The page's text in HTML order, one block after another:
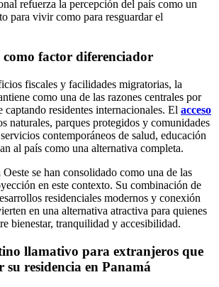
refuerza la percepción del país como un
para vivir como para resguardar el
factor diferenciador
fiscales y facilidades migratorias, la
como una de las razones centrales por
captando residentes internacionales. El acceso
naturales, parques protegidos y comunidades
contemporáneos de salud, educación
al país como una alternativa completa.
se han consolidado como una de las
en este contexto. Su combinación de
residenciales modernos y conexión
en una alternativa atractiva para quienes
bienestar, tranquilidad y accesibilidad.
llamativo para extranjeros que
su residencia en Panamá